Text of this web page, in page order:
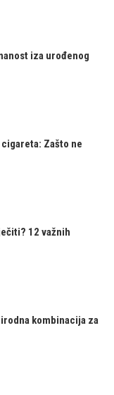
iza urođenog
Zašto ne
12 važnih
kombinacija za